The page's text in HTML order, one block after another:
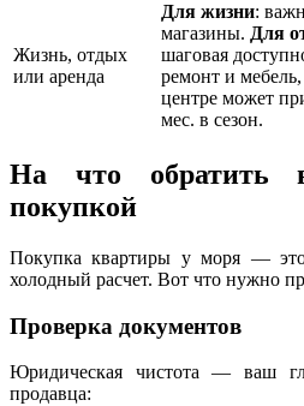
Жизнь, отдых
или аренда
Для жизни:
магазины. Для
шаговая
ремонт и
центре может
мес. в сезон.
На что обратить
покупкой
Покупка квартиры у моря —
холодный расчет. Вот что нужно
Проверка документов
Юридическая чистота — ваш
продавца: